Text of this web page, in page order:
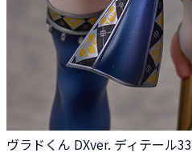
ヴラドくん DXver. ディテール33